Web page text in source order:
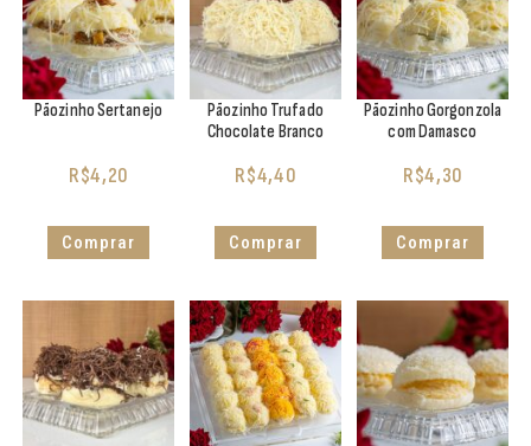
Pãozinho Sertanejo
R$4,20
Comprar
Pãozinho Trufado
Chocolate Branco
R$4,40
Comprar
Pãozinho Gorgonzola
com Damasco
R$4,30
Comprar